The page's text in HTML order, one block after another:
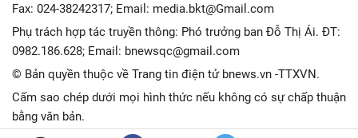
Fax: 024-38242317; Email: media.bkt@Gmail.com
Phụ trách hợp tác truyền thông: Phó trưởng ban Đỗ Thị Ái. ĐT:
0982.186.628; Email: bnewsqc@gmail.com
© Bản quyền thuộc về Trang tin điện tử bnews.vn -TTXVN.
Cấm sao chép dưới mọi hình thức nếu không có sự chấp thuận
bằng văn bản.